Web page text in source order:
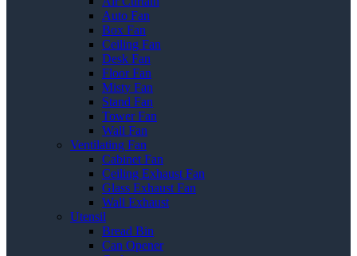
Auto Fan
Box Fan
Ceiling Fan
Desk Fan
Floor Fan
Misty Fan
Stand Fan
Tower Fan
Wall Fan
Ventilating Fan
Cabinet Fan
Ceiling Exhaust Fan
Glass Exhaust Fan
Wall Exhaust
Utensil
Bread Bin
Can Opener